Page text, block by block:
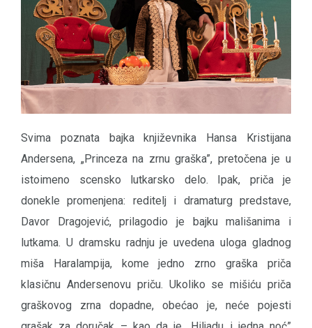
Svima poznata bajka književnika Hansa Kristijana
Andersena, „Princeza na zrnu graška”, pretočena je u
istoimeno scensko lutkarsko delo. Ipak, priča je
donekle promenjena: reditelj i dramaturg predstave,
Davor Dragojević, prilagodio je bajku mališanima i
lutkama. U dramsku radnju je uvedena uloga gladnog
miša Haralampija, kome jedno zrno graška priča
klasičnu Andersenovu priču. Ukoliko se mišiću priča
graškovog zrna dopadne, obećao je, neće pojesti